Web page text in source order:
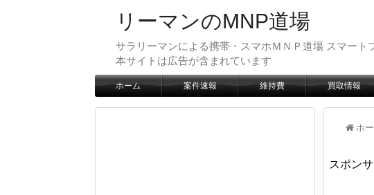
リーマンのMNP道場
サラリーマンによる携帯・スマホＭＮＰ道場 スマー
本サイトは広告が含まれています
ホーム 案件速報 維持費 買取情報
ホ
スポン